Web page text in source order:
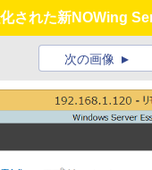
された新NOWing
次の画像